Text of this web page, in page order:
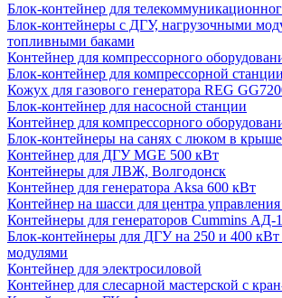
Блок-контейнер для
Блок-контейнеры с ДГУ, нагрузочными
топливными баками
Контейнер для компрессорного
Блок-контейнер для компрессорной станции
Кожух для газового генератора REG
Блок-контейнер для насосной станции
Контейнер для компрессорного
Блок-контейнеры на санях с люком в крыше
Контейнер для ДГУ MGE 500 кВт
Контейнеры для ЛВЖ, Волгодонск
Контейнер для генератора Aksa 600 кВт
Контейнер на шасси для центра
Контейнеры для генераторов Cummins АД-
Блок-контейнеры для ДГУ на 250 и 400
модулями
Контейнер для электросиловой
Контейнер для слесарной мастерской с